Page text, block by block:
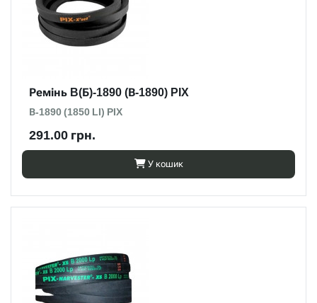
Ремінь B(Б)-1890 (В-1890) PIX
В-1890 (1850 LI) PIX
291.00 грн.
У кошик